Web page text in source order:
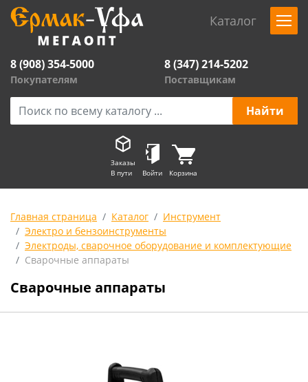
Каталог
8 (908) 354-5000
Покупателям
8 (347) 214-5202
Поставщикам
Заказы
В пути
Войти Корзина
Главная страница Каталог
Инструмент
Электро и бензоинструменты
Электроды, сварочное оборудование и комплектующие
Сварочные аппараты
Сварочные аппараты